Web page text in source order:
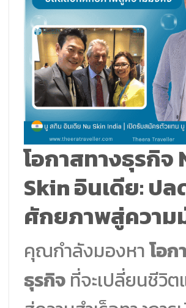
โอกาสทางธุรกิจ
Skin อินเดีย: ป
ศักยภาพสู่ความ
คุณกำลังมองหาโอก
ธุรกิจ ที่จะเปลี่ยนชีวิต